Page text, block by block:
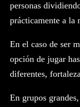
personas
prácticamente a la
En el caso de ser
opción de jugar
diferentes,
En grupos